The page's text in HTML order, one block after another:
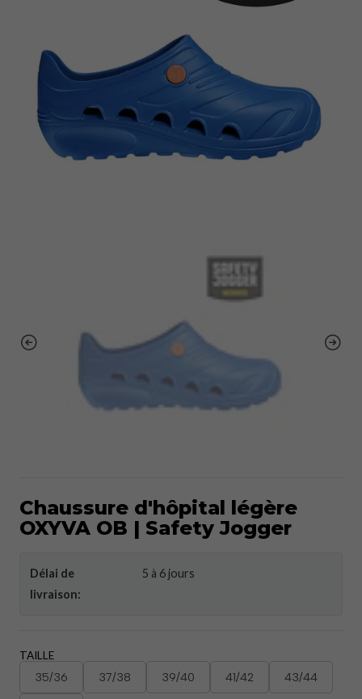
Chaussure d'hôpital légère
OXYVA OB | Safety Jogger
Délai de
livraison:
5 à 6 jours
TAILLE
35/36 37/38 39/40 41/42 43/44